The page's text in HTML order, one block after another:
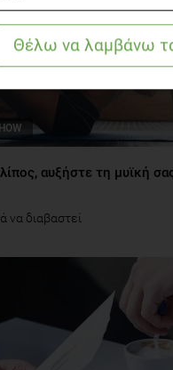
αυξήστε τη μυϊκή
να διαβαστεί